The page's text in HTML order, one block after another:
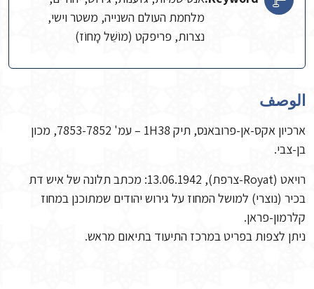
מלחמת העולם השנייה, משטר וישי,
נצרות, פריפקט (מוֹשֵׁל מָחוֹז)
الوصف
ארכיון אקס-אן-פרובאנס, תיק 1H38 – עמ' 7853-7852, מכון
בן-צבי.
רויאט (Royat-צרפת), 13.06.1942: מכתב תלונה של איש דת
בכיר (נוצרי) למושל המחוז על גירוש יהודים שמתוכנן במחוז
קלרמון-פראן.
ניתן לצפות בפריט במרכז התיעוד בתיאום מראש.